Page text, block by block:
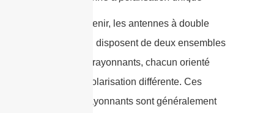
Pour y parvenir, les antennes à double
polarisation disposent de deux ensembles
d'éléments rayonnants, chacun orienté
dans une polarisation différente. Ces
éléments rayonnants sont généralement